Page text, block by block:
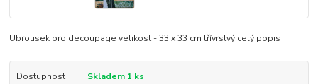
Ubrousek pro decoupage velikost - 33 x 33 cm třívrstvý celý popis
Dostupnost Skladem 1 ks